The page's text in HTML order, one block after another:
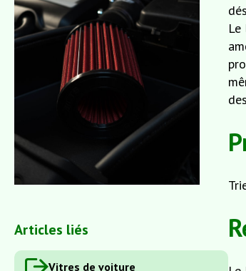
Articles liés
Vitres de voiture
Le
des